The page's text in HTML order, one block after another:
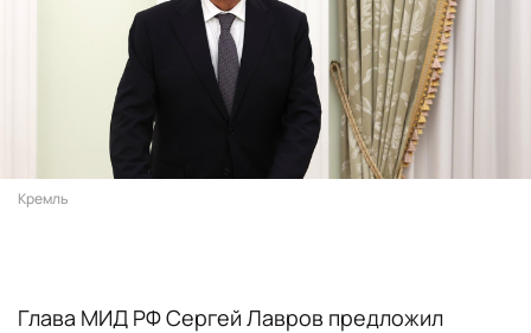
Кремль
Глава МИД РФ Сергей Лавров предложил